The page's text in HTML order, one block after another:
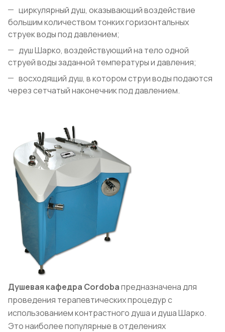
циркулярный душ, оказывающий воздействие
большим количеством тонких горизонтальных
струек воды под давлением;
душ Шарко, воздействующий на тело одной
струей воды заданной температуры и давления;
восходящий душ, в котором струи воды подаются
через сетчатый наконечник под давлением.
Душевая кафедра Cordobaпредназначена для
проведения терапевтических процедур с
использованием контрастного душа и душа Шарко.
Это наиболее популярные в отделениях